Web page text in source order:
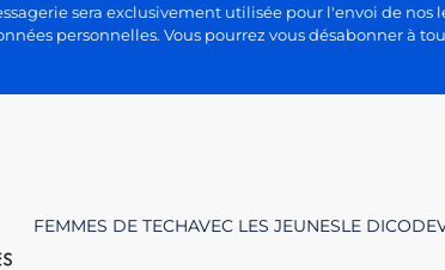
sera exclusivement utilisée pour l'envoi de
personnelles. Vous pourrez vous désabonner à
FEMMES DE TECHAVEC LES JEUNESLE DICO